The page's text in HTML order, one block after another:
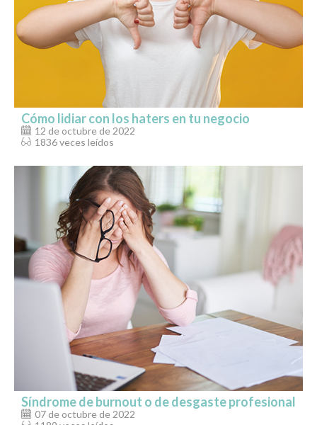
Cómo lidiar con los haters en tu negocio
12 de octubre de 2022
1836 veces leídos
Síndrome de burnout o de desgaste profesional
07 de octubre de 2022